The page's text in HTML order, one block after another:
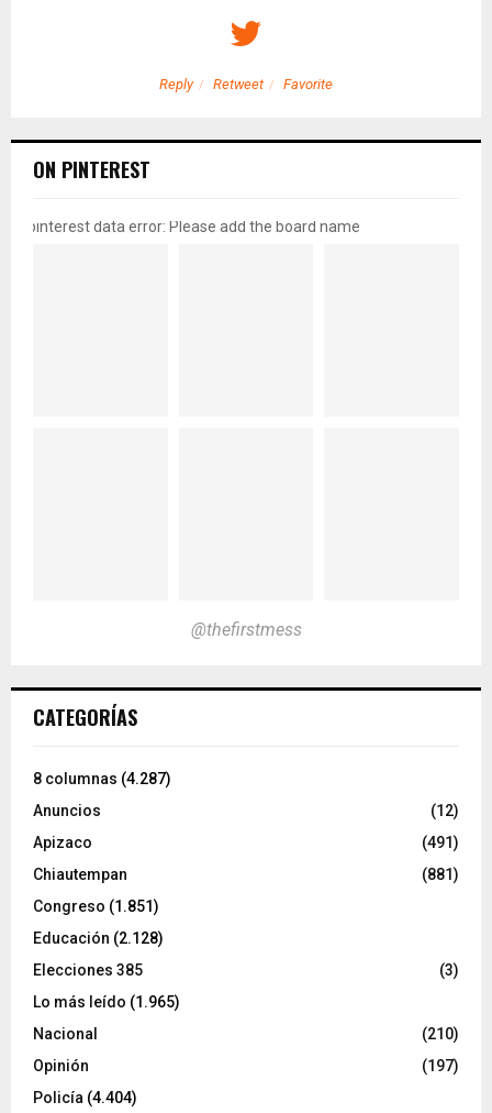
Reply Retweet Favorite
ON PINTEREST
pinterest data error: Please add the board name
@thefirstmess
CATEGORÍAS
8 columnas (4.287)
Anuncios
(12)
Apizaco
(491)
Chiautempan
(881)
Congreso (1.851)
Educación (2.128)
Elecciones 385
(3)
Lo más leído (1.965)
Nacional
(210)
Opinión
(197)
Policía (4.404)